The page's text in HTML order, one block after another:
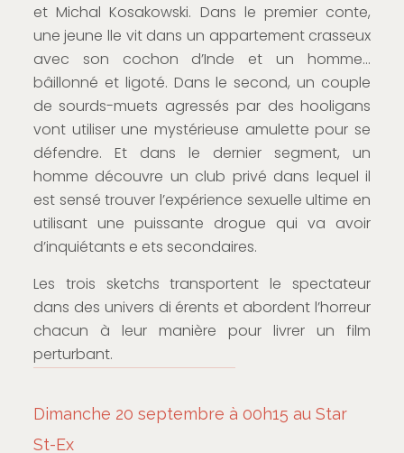
et Michal Kosakowski. Dans le premier conte,
une jeune lle vit dans un appartement crasseux
avec son cochon d’Inde et un homme…
bâillonné et ligoté. Dans le second, un couple
de sourds-muets agressés par des hooligans
vont utiliser une mystérieuse amulette pour se
défendre. Et dans le dernier segment, un
homme découvre un club privé dans lequel il
est sensé trouver l’expérience sexuelle ultime en
utilisant une puissante drogue qui va avoir
d’inquiétants e ets secondaires.
Les trois sketchs transportent le spectateur
dans des univers di érents et abordent l’horreur
chacun à leur manière pour livrer un film
perturbant.
Dimanche 20 septembre à 00h15 au Star
St-Ex